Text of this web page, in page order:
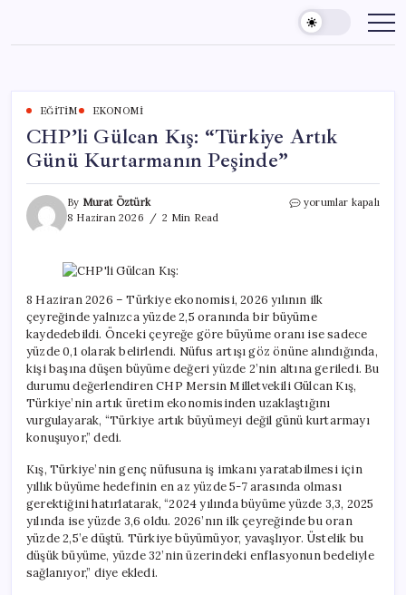
content
EĞITIM EKONOMI
CHP’li Gülcan Kış: “Türkiye Artık
Günü Kurtarmanın Peşinde”
By Murat Öztürk
8 Haziran 2026
2 Min Read
CHP’li
Kurtarmanın
için
yorumlar kapalı
8 Haziran 2026 – Türkiye ekonomisi, 2026 yılının ilk
çeyreğinde yalnızca yüzde 2,5 oranında bir büyüme
kaydedebildi. Önceki çeyreğe göre büyüme oranı ise sadece
yüzde 0,1 olarak belirlendi. Nüfus artışı göz önüne alındığında,
kişi başına düşen büyüme değeri yüzde 2’nin altına geriledi. Bu
durumu değerlendiren CHP Mersin Milletvekili Gülcan Kış,
Türkiye’nin artık üretim ekonomisinden uzaklaştığını
vurgulayarak, “Türkiye artık büyümeyi değil günü kurtarmayı
konuşuyor,” dedi.
Kış, Türkiye’nin genç nüfusuna iş imkanı yaratabilmesi için
yıllık büyüme hedefinin en az yüzde 5-7 arasında olması
gerektiğini hatırlatarak, “2024 yılında büyüme yüzde 3,3, 2025
yılında ise yüzde 3,6 oldu. 2026’nın ilk çeyreğinde bu oran
yüzde 2,5’e düştü. Türkiye büyümüyor, yavaşlıyor. Üstelik bu
düşük büyüme, yüzde 32’nin üzerindeki enflasyonun bedeliyle
sağlanıyor,” diye ekledi.